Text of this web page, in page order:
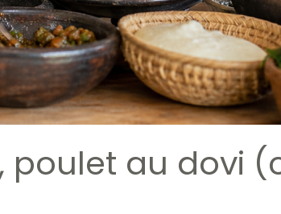
poulet au dovi